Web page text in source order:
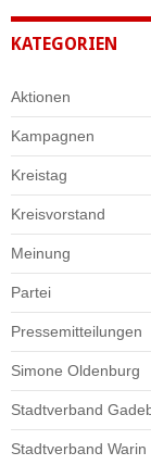
KATEGORIEN
Aktionen
Kampagnen
Kreistag
Kreisvorstand
Meinung
Partei
Pressemitteilungen
Simone Oldenburg
Stadtverband
Stadtverband Warin